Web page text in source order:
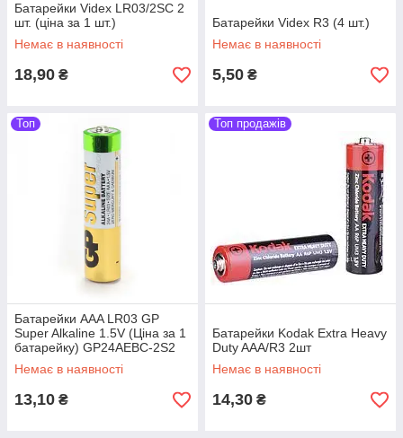
Батарейки Videx LR03/2SC 2
шт. (ціна за 1 шт.)
Немає в наявності
18,90 ₴
Батарейки Videx R3 (4 шт.)
Немає в наявності
5,50 ₴
Топ
Батарейки AAA LR03 GP
Super Alkaline 1.5V (Ціна за 1
батарейку) GP24AEBC-2S2
Немає в наявності
13,10 ₴
Топ продажів
Батарейки Kodak Extra Heavy
Duty AAA/R3 2шт
Немає в наявності
14,30 ₴